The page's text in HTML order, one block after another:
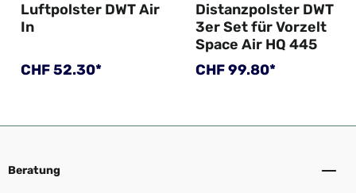
Luftpolster DWT Air
In
Regulärer Preis:
CHF 52.30*
Distanzpolster DWT
3er Set für Vorzelt
Space Air HQ 445
Regulärer Preis:
CHF 99.80*
Beratung